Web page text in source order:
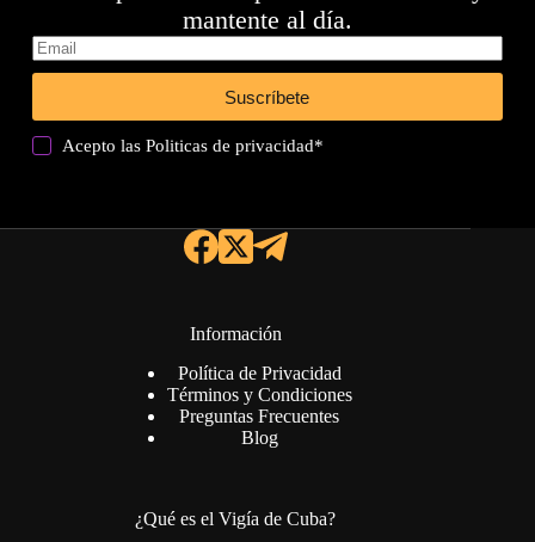
mantente al día.
Suscríbete
Acepto lasPoliticas de privacidad*
Información
Política de Privacidad
Términos y Condiciones
Preguntas Frecuentes
Blog
¿Qué es el Vigía de Cuba?